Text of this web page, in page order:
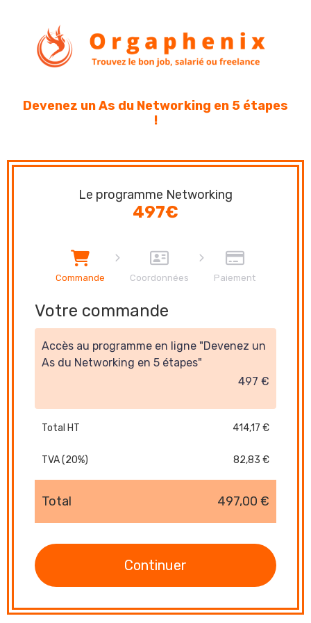
Devenez un As du Networking en 5 étapes
!
Le programme Networking
497€
Commande Coordonnées Paiement
Votre commande
Accès au programme en ligne "Devenez un
As du Networking en 5 étapes"
497 €
Total HT 414,17 €
TVA (20%) 82,83 €
Total 497,00 €
Continuer